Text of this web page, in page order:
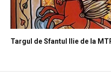
Targul de Sfantul Ilie de la